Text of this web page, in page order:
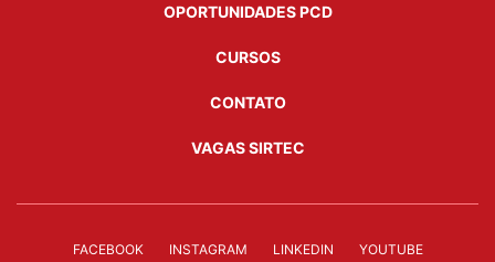
OPORTUNIDADES PCD
CURSOS
CONTATO
VAGAS SIRTEC
FACEBOOK INSTAGRAM LINKEDIN YOUTUBE